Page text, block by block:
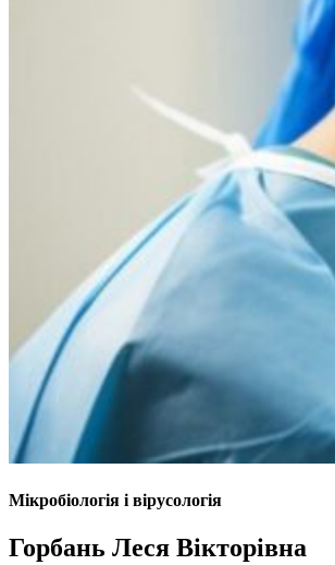
Мікробіологія і вірусологія
Горбань Леся Вікторівна